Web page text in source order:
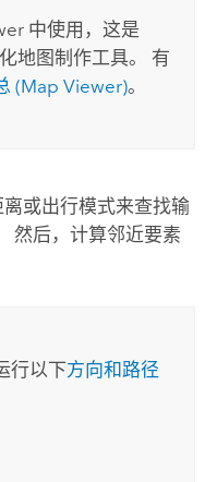
中使用，这是
地图制作工具。 有
(Map Viewer)。
或出行模式来查找输
然后，计算邻近要素
行以下方向和路径